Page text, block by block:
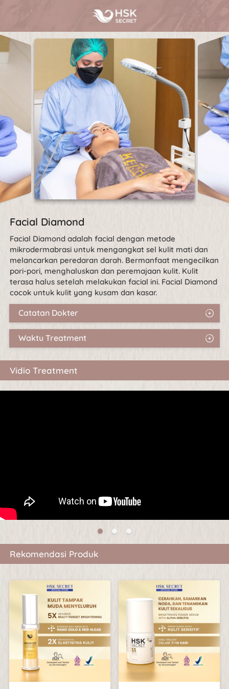
Facial Diamond
Facial Diamond adalah facial dengan metode
mikrodermabrasi untuk mengangkat sel kulit mati dan
melancarkan peredaran darah. Bermanfaat mengecilkan
pori-pori, menghaluskan dan peremajaan kulit. Kulit
terasa halus setelah melakukan facial ini. Facial Diamond
cocok untuk kulit yang kusam dan kasar.
Catatan Dokter
Waktu Treatment
Vidio Treatment
Rekomendasi Produk